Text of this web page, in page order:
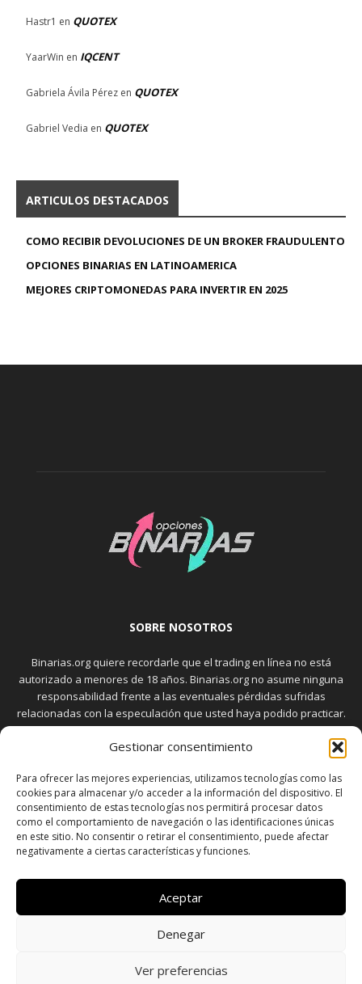
Gestionar consentimiento
Para ofrecer las mejores experiencias, utilizamos tecnologías como las
cookies para almacenar y/o acceder a la información del dispositivo. El
consentimiento de estas tecnologías nos permitirá procesar datos
como el comportamiento de navegación o las identificaciones únicas
en este sitio. No consentir o retirar el consentimiento, puede afectar
negativamente a ciertas características y funciones.
Aceptar
Denegar
Ver preferencias
Hastr1 en QUOTEX
YaarWin en IQCENT
Gabriela Ávila Pérez en QUOTEX
Gabriel Vedia en QUOTEX
ARTICULOS DESTACADOS
COMO RECIBIR DEVOLUCIONES DE UN BROKER FRAUDULENTO
OPCIONES BINARIAS EN LATINOAMERICA
MEJORES CRIPTOMONEDAS PARA INVERTIR EN 2025
SOBRE NOSOTROS
Binarias.org quiere recordarle que el trading en línea no está
autorizado a menores de 18 años. Binarias.org no asume ninguna
responsabilidad frente a las eventuales pérdidas sufridas
relacionadas con la especulación que usted haya podido practicar.
El trading en el mercado de opciones binarias implica riesgos
elevados. Usted debe conocer y aceptar estos riesgos, que
transacciones bursátiles.
SÍGUENOS
SITEMAP POLÍTICA DE COOKIES (UE)